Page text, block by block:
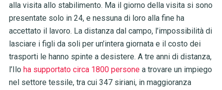
alla visita allo stabilimento. Ma il giorno della visita si sono
presentate solo in 24, e nessuna di loro alla fine ha
accettato il lavoro. La distanza dal campo, l’impossibilità di
lasciare i figli da soli per un’intera giornata e il costo dei
trasporti le hanno spinte a desistere. A tre anni di distanza,
l’Ilo ha supportato circa 1800 personea trovare un impiego
nel settore tessile, tra cui 347 siriani, in maggioranza